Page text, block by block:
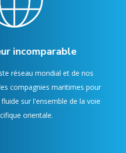
incomparable
réseau mondial et de nos
compagnies maritimes pour
sur l'ensemble de la voie
orientale.